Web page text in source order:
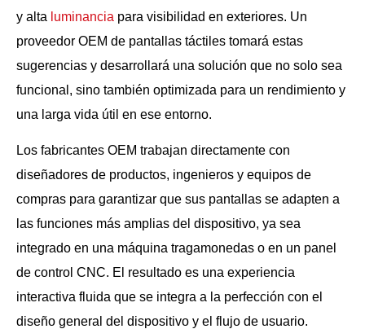
y alta luminancia para visibilidad en exteriores. Un
proveedor OEM de pantallas táctiles tomará estas
sugerencias y desarrollará una solución que no solo sea
funcional, sino también optimizada para un rendimiento y
una larga vida útil en ese entorno.
Los fabricantes OEM trabajan directamente con
diseñadores de productos, ingenieros y equipos de
compras para garantizar que sus pantallas se adapten a
las funciones más amplias del dispositivo, ya sea
integrado en una máquina tragamonedas o en un panel
de control CNC. El resultado es una experiencia
interactiva fluida que se integra a la perfección con el
diseño general del dispositivo y el flujo de usuario.